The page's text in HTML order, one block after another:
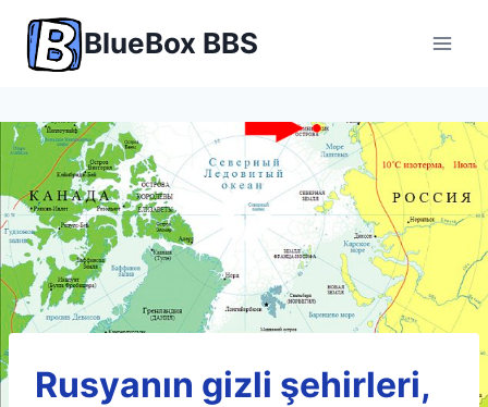
content
BlueBox BBS
Rusyanın gizli şehirleri,